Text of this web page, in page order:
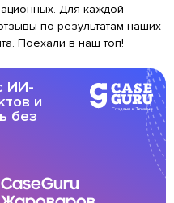
Для каждой –
по результатам наших
Поехали в наш топ!
ИИ-
и
без
CaseGuru